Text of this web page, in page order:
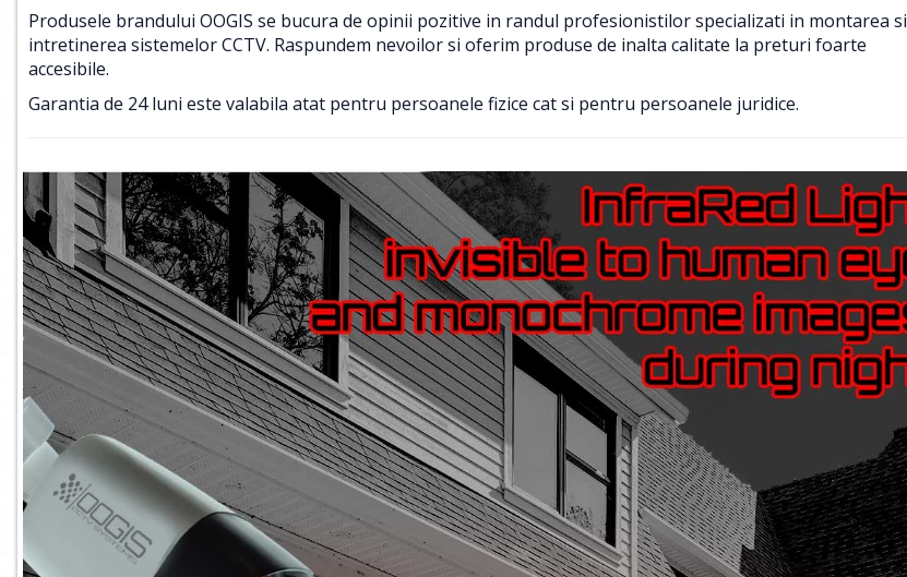
Produsele brandului OOGIS se bucura de opinii pozitive in randul profesionistilor specializati in montarea si
intretinerea sistemelor CCTV. Raspundem nevoilor si oferim produse de inalta calitate la preturi foarte
accesibile.
Garantia de 24 luni este valabila atat pentru persoanele fizice cat si pentru persoanele juridice.